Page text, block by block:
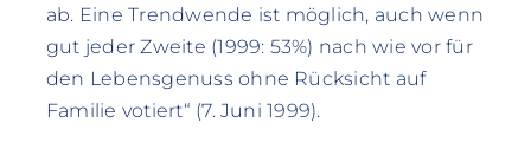
ab. Eine Trendwende ist möglich, auch wenn
gut jeder Zweite (1999: 53%) nach wie vor für
den Lebensgenuss ohne Rücksicht auf
Familie votiert“ (7. Juni 1999).